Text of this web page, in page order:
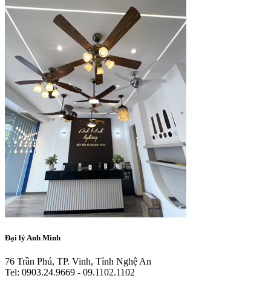
Đại lý Anh Minh
76 Trần Phú, TP. Vinh, Tỉnh Nghệ An
Tel: 0903.24.9669 - 09.1102.1102